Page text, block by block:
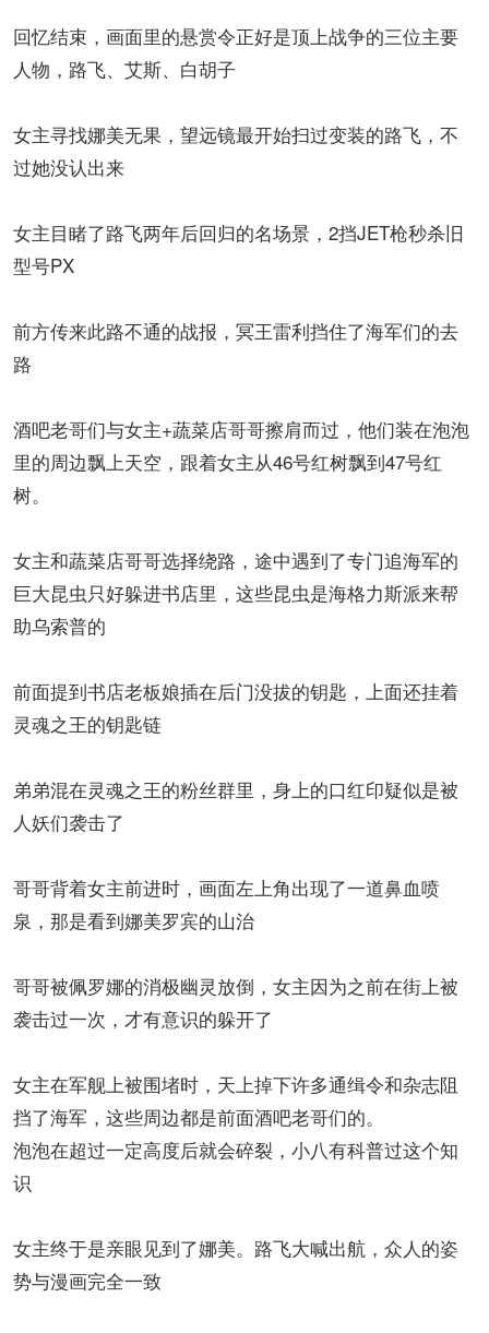
回忆结束，画面里的悬赏令正好是顶上战争的三位主要
人物，路飞、艾斯、白胡子
女主寻找娜美无果，望远镜最开始扫过变装的路飞，不
过她没认出来
女主目睹了路飞两年后回归的名场景，2挡JET枪秒杀旧
型号PX
前方传来此路不通的战报，冥王雷利挡住了海军们的去
路
酒吧老哥们与女主+蔬菜店哥哥擦肩而过，他们装在泡泡
里的周边飘上天空，跟着女主从46号红树飘到47号红
树。
女主和蔬菜店哥哥选择绕路，途中遇到了专门追海军的
巨大昆虫只好躲进书店里，这些昆虫是海格力斯派来帮
助乌索普的
前面提到书店老板娘插在后门没拔的钥匙，上面还挂着
灵魂之王的钥匙链
弟弟混在灵魂之王的粉丝群里，身上的口红印疑似是被
人妖们袭击了
哥哥背着女主前进时，画面左上角出现了一道鼻血喷
泉，那是看到娜美罗宾的山治
哥哥被佩罗娜的消极幽灵放倒，女主因为之前在街上被
袭击过一次，才有意识的躲开了
女主在军舰上被围堵时，天上掉下许多通缉令和杂志阻
挡了海军，这些周边都是前面酒吧老哥们的。
泡泡在超过一定高度后就会碎裂，小八有科普过这个知
识
女主终于是亲眼见到了娜美。路飞大喊出航，众人的姿
势与漫画完全一致